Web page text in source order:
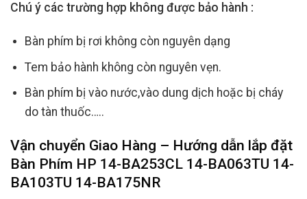
Chú ý các trường hợp không được bảo hành :
Bàn phím bị rơi không còn nguyên dạng
Tem bảo hành không còn nguyên vẹn.
Bàn phím bị vào nước,vào dung dịch hoặc bị cháy
do tàn thuốc…..
Vận chuyển Giao Hàng – Hướng dẫn lắp đặt
Bàn Phím HP 14-BA253CL 14-BA063TU 14-
BA103TU 14-BA175NR